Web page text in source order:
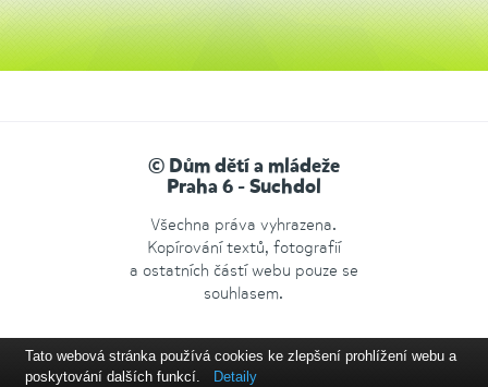
© Dům dětí a mládeže
Praha 6 - Suchdol
Všechna práva vyhrazena.
Kopírování textů, fotografií
a ostatních částí webu pouze se
souhlasem.
Tato webová stránka používá cookies ke zlepšení prohlížení webu a
poskytování dalších funkcí.
Detaily